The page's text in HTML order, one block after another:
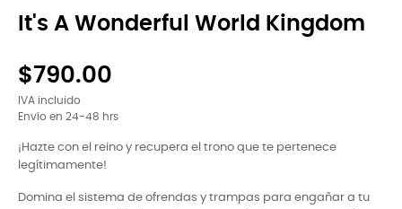
It's A Wonderful World Kingdom
$790.00
IVA incluido
Envío en 24-48 hrs
¡Hazte con el reino y recupera el trono que te pertenece
legítimamente!
Domina el sistema de ofrendas y trampas para engañar a tu